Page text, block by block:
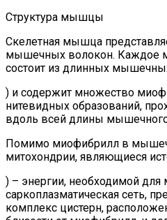
Структура мышцы
Скелетная мышца
мышечных волокон. Каждое
состоит из длинных
) и содержит множество
нитевидных образований,
вдоль всей длины
Помимо миофибрилл в
митохондрии, являющиеся
) – энергии, необходимой
саркоплазматическая сеть,
комплекс цистерн,